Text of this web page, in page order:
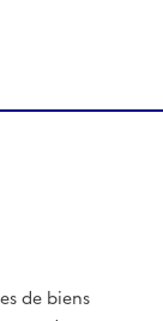
de biens